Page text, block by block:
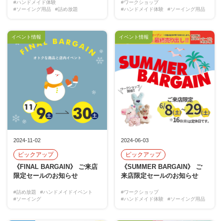
#ハンドメイド体験
#ソーイング用品
#詰め放題
#ワークショップ
#ハンドメイド体験
#ソーイング用品
2024-11-02
ピックアップ
《FINAL BARGAIN》 ご来店
限定セールのお知らせ
#詰め放題
#ハンドメイドイベント
#ソーイング
イベント情報
2024-06-03
ピックアップ
《SUMMER BARGAIN》 ご
来店限定セールのお知らせ
#ワークショップ
#ハンドメイド体験
#ソーイング用品
イベント情報